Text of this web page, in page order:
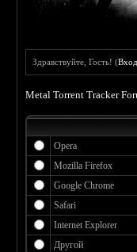
Здравствуйте, Гость! (Вход
Metal Torrent Tracker
Opera
Mozilla Firefox
Google Chrome
Safari
Internet Explorer
Другой